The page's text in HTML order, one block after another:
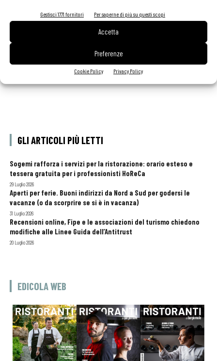
Gestisci 1771 fornitori Per saperne di più su questi scopi
Accetta
Preferenze
Cookie Policy Privacy Policy
Ampliare l’attività del ristorante al catering? Sì, ma la
scelta giusta è puntare sul premium
GLI ARTICOLI PIÙ LETTI
Sogemi rafforza i servizi per la ristorazione: orario esteso e
tessera gratuita per i professionisti HoReCa
29 Luglio 2026
Aperti per ferie. Buoni indirizzi da Nord a Sud per godersi le
vacanze (o da scorprire se si è in vacanza)
31 Luglio 2026
Recensioni online, Fipe e le associazioni del turismo chiedono
modifiche alle Linee Guida dell’Antitrust
20 Luglio 2026
EDICOLA WEB